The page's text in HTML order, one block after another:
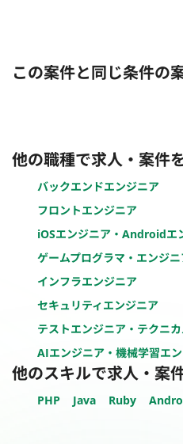
この案件と同じ条件の
他の職種で求人・案件
バックエンドエンジニア
フロントエンジニア
iOSエンジニア・Androidエ
ゲームプログラマ・エンジ
インフラエンジニア
セキュリティエンジニア
テストエンジニア・テクニ
AIエンジニア・機械学習エ
他のスキルで求人・案
PHP Java Ruby